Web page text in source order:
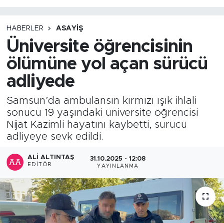
HABERLER ASAYIŞ
Üniversite öğrencisinin
ölümüne yol açan sürücü
adliyede
Samsun’da ambulansın kırmızı ışık ihlali
sonucu 19 yaşındaki üniversite öğrencisi
Nijat Kazimli hayatını kaybetti, sürücü
adliyeye sevk edildi.
ALI ALTINTAŞ
EDITÖR
31.10.2025 - 12:08
YAYINLANMA
Son Dakika Haberleri
Haber Arşivi